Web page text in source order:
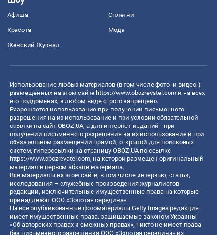
Афиша Сплетни
Красота Мода
Женский Журнал
Использование любых материалов (в том числе фото- и видео-),
размещенных на этом сайте https://www.obozrevatel.com и на всех
его поддоменах, в любом виде строго запрещено.
Разрешается использование при получении письменного
разрешения на их использование и при условии обязательной
ссылки на сайт OBOZ.UA, а для интернет-изданий - при
получении письменного разрешения на их использование и при
обязательном размещении прямой, открытой для поисковых
систем, гиперссылки на страницу OBOZ.UA по ссылке
https://www.obozrevatel.com, на которой размещен оригинальный
материал в первом абзаце материала.
Все материалы на этом сайте, в том числе интервью, статьи,
исследования – служебные произведения журналистов
редакции, исключительные имущественные права на которые
принадлежат ООО «Золотая середина».
На все опубликованные фотоматериалы Getty Images редакция
имеет имущественные права, защищаемые законом Украины
«Об авторских правах и смежных правах», никто не имеет права
без письменного разрешения ООО «Золотая середина» их